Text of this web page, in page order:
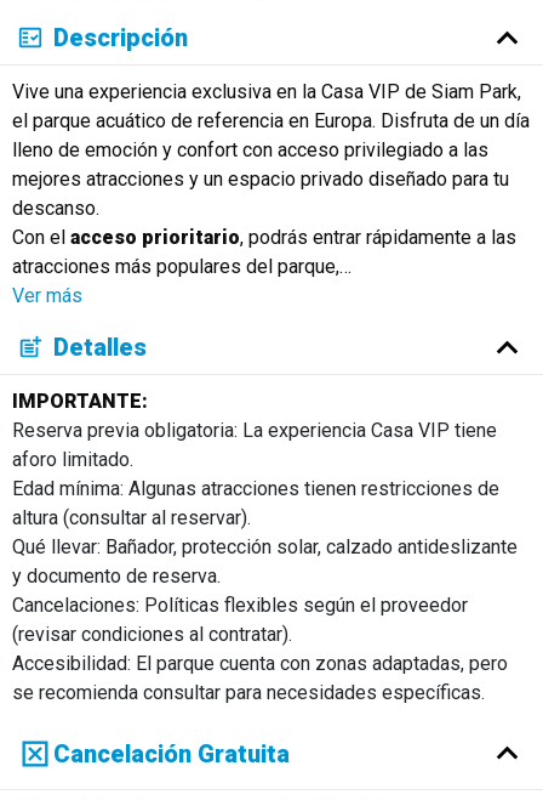
Descripción
Vive una experiencia exclusiva en la Casa VIP de Siam Park,
el parque acuático de referencia en Europa. Disfruta de un día
lleno de emoción y confort con acceso privilegiado a las
mejores atracciones y un espacio privado diseñado para tu
descanso.
Con el acceso prioritario, podrás entrar rápidamente a las
atracciones más populares del parque,…
Ver más
Detalles
IMPORTANTE:
Reserva previa obligatoria: La experiencia Casa VIP tiene
aforo limitado.
Edad mínima: Algunas atracciones tienen restricciones de
altura (consultar al reservar).
Qué llevar: Bañador, protección solar, calzado antideslizante
y documento de reserva.
Cancelaciones: Políticas flexibles según el proveedor
(revisar condiciones al contratar).
Accesibilidad: El parque cuenta con zonas adaptadas, pero
se recomienda consultar para necesidades específicas.
Cancelación Gratuita